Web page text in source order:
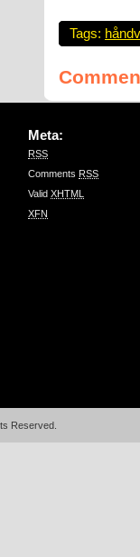
Tags:
Meta:
RSS
Comments RSS
Valid XHTML
XFN
Reserved.